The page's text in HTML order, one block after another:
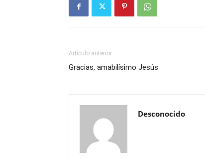
Artículo anterior
Gracias, amabilísimo Jesús
Desconocido